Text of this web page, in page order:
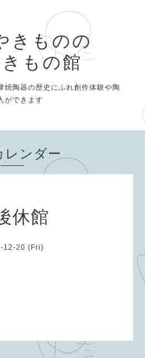
きものの
もの館
焼陶器の歴史にふれ創作体験や陶
ができます
レンダー
休館
12-20 (Fri)